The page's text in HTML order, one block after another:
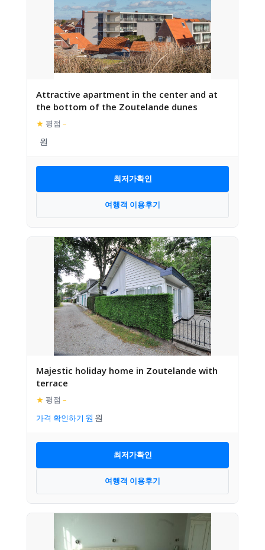
Attractive apartment in the center and at
the bottom of the Zoutelande dunes
★ 평점 –
최저가확인
여행객 이용후기
Majestic holiday home in Zoutelande with
terrace
★ 평점 –
가격 확인하기
최저가확인
여행객 이용후기